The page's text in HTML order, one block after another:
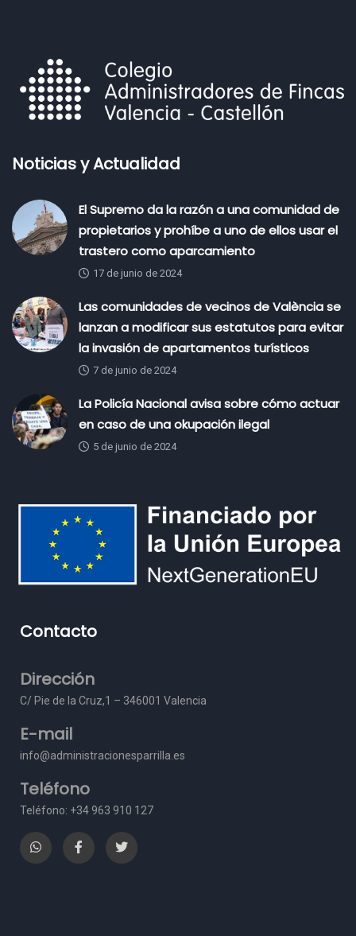
Noticias y Actualidad
El Supremo da la razón a una comunidad de
propietarios y prohíbe a uno de ellos usar el
trastero como aparcamiento
17 de junio de 2024
Las comunidades de vecinos de València se
lanzan a modificar sus estatutos para evitar
la invasión de apartamentos turísticos
7 de junio de 2024
La Policía Nacional avisa sobre cómo actuar
en caso de una okupación ilegal
5 de junio de 2024
Contacto
Dirección
C/ Pie de la Cruz,1 – 346001 Valencia
E-mail
info@administracionesparrilla.es
Teléfono
Teléfono: +34 963 910 127